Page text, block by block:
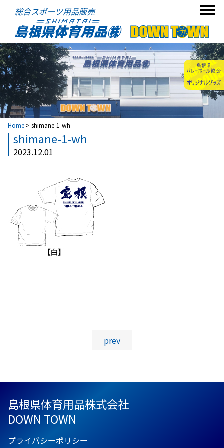
総合スポーツ用品販売
Home > shimane-1-wh
shimane-1-wh
2023.12.01
prev
島根県体育用品株式会社
DOWN TOWN
プライバシーポリシー